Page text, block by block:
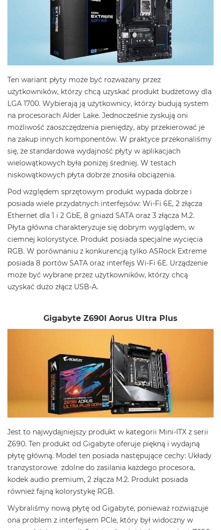
Ten wariant płyty może być rozważany przez
użytkowników, którzy chcą uzyskać produkt budżetowy dla
LGA 1700. Wybierają ją użytkownicy, którzy budują system
na procesorach Alder Lake. Jednocześnie zyskują oni
możliwość zaoszczędzenia pieniędzy, aby przekierować je
na zakup innych komponentów. W praktyce przekonaliśmy
się, że standardowa wydajność płyty w aplikacjach
wielowątkowych była poniżej średniej. W testach
niskowątkowych płyta dobrze znosiła obciążenia.
Pod względem sprzętowym produkt wypada dobrze i
posiada wiele przydatnych interfejsów: Wi-Fi 6E, 2 złącza
Ethernet dla 1 i 2 GbE, 8 gniazd SATA oraz 3 złącza M.2.
Płyta główna charakteryzuje się dobrym wyglądem, w
ciemnej kolorystyce. Produkt posiada specjalne wycięcia
RGB. W porównaniu z konkurencją tylko ASRock Extreme
posiada 8 portów SATA oraz interfejs Wi-Fi 6E. Urządzenie
może być wybrane przez użytkowników, którzy chcą
uzyskać dużo złącz USB-A.
Gigabyte Z690I Aorus Ultra Plus
Jest to najwydajniejszy produkt w kategorii Mini-ITX z serii
Z690. Ten produkt od Gigabyte oferuje piękną i wydajną
płytę główną. Model ten posiada następujące cechy: Układy
tranzystorowe zdolne do zasilania każdego procesora,
kodek audio premium, 2 złącza M.2. Produkt posiada
również fajną kolorystykę RGB.
Wybraliśmy nową płytę od Gigabyte, ponieważ rozwiązuje
ona problem z interfejsem PCIe, który był widoczny w